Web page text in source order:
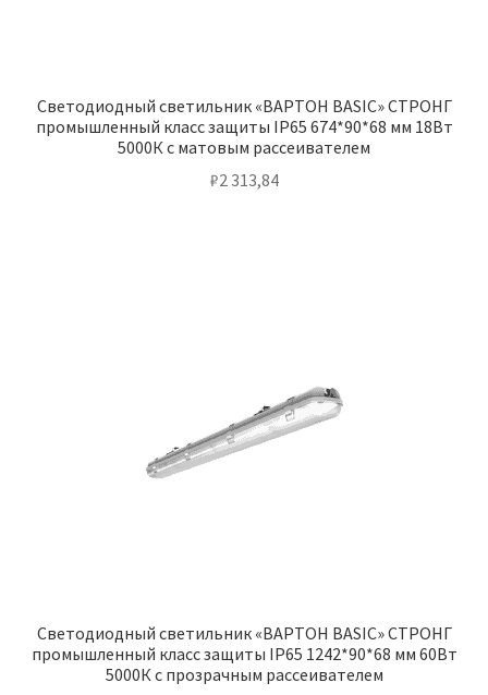
Светодиодный светильник «ВАРТОН BASIC» СТРОНГ
промышленный класс защиты IP65 674*90*68 мм 18Вт
5000К с матовым рассеивателем
₽2 313,84
Светодиодный светильник «ВАРТОН BASIC» СТРОНГ
промышленный класс защиты IP65 1242*90*68 мм 60Вт
5000К с прозрачным рассеивателем